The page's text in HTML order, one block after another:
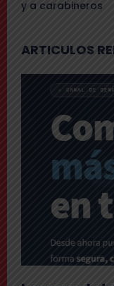
y a carabineros
ARTICULOS